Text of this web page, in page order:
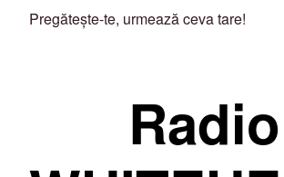
Pregătește-te, urmează ceva tare!
Radio